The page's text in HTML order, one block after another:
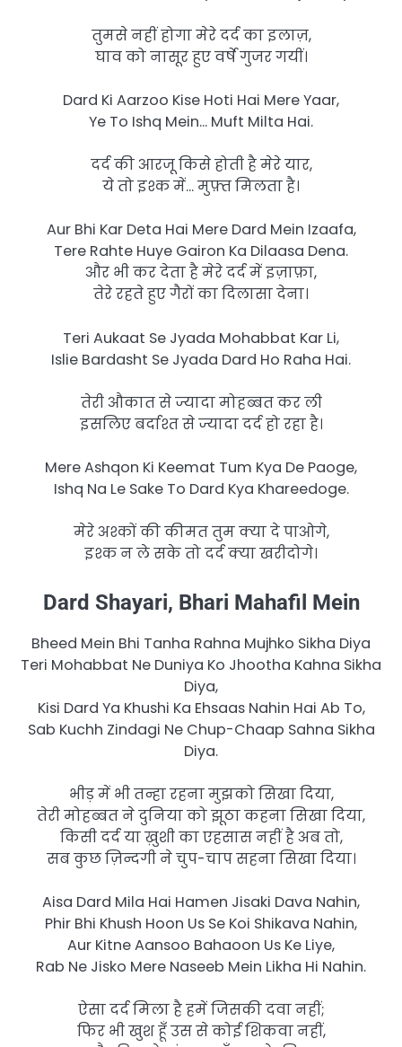
तुमसे नहीं होगा मेरे दर्द का इलाज़,
घाव को नासूर हुए वर्षे गुजर गयीं।
Dard Ki Aarzoo Kise Hoti Hai Mere Yaar,
Ye To Ishq Mein… Muft Milta Hai.
दर्द की आरजू किसे होती है मेरे यार,
ये तो इश्क में… मुफ़्त मिलता है।
Aur Bhi Kar Deta Hai Mere Dard Mein Izaafa,
Tere Rahte Huye Gairon Ka Dilaasa Dena.
और भी कर देता है मेरे दर्द में इज़ाफ़ा,
तेरे रहते हुए गैरों का दिलासा देना।
Teri Aukaat Se Jyada Mohabbat Kar Li,
Islie Bardasht Se Jyada Dard Ho Raha Hai.
तेरी औकात से ज्यादा मोहब्बत कर ली
इसलिए बर्दाश्त से ज्यादा दर्द हो रहा है।
Mere Ashqon Ki Keemat Tum Kya De Paoge,
Ishq Na Le Sake To Dard Kya Khareedoge.
मेरे अश्कों की कीमत तुम क्या दे पाओगे,
इश्क न ले सके तो दर्द क्या खरीदोगे।
Dard Shayari, Bhari Mahafil Mein
Bheed Mein Bhi Tanha Rahna Mujhko Sikha Diya
Teri Mohabbat Ne Duniya Ko Jhootha Kahna Sikha
Diya,
Kisi Dard Ya Khushi Ka Ehsaas Nahin Hai Ab To,
Sab Kuchh Zindagi Ne Chup-Chaap Sahna Sikha
Diya.
भीड़ में भी तन्हा रहना मुझको सिखा दिया,
तेरी मोहब्बत ने दुनिया को झूठा कहना सिखा दिया,
किसी दर्द या ख़ुशी का एहसास नहीं है अब तो,
सब कुछ ज़िन्दगी ने चुप-चाप सहना सिखा दिया।
Aisa Dard Mila Hai Hamen Jisaki Dava Nahin,
Phir Bhi Khush Hoon Us Se Koi Shikava Nahin,
Aur Kitne Aansoo Bahaoon Us Ke Liye,
Rab Ne Jisko Mere Naseeb Mein Likha Hi Nahin.
ऐसा दर्द मिला है हमें जिसकी दवा नहीं;​
​फिर भी खुश हूँ उस से कोई शिकवा नहीं​,